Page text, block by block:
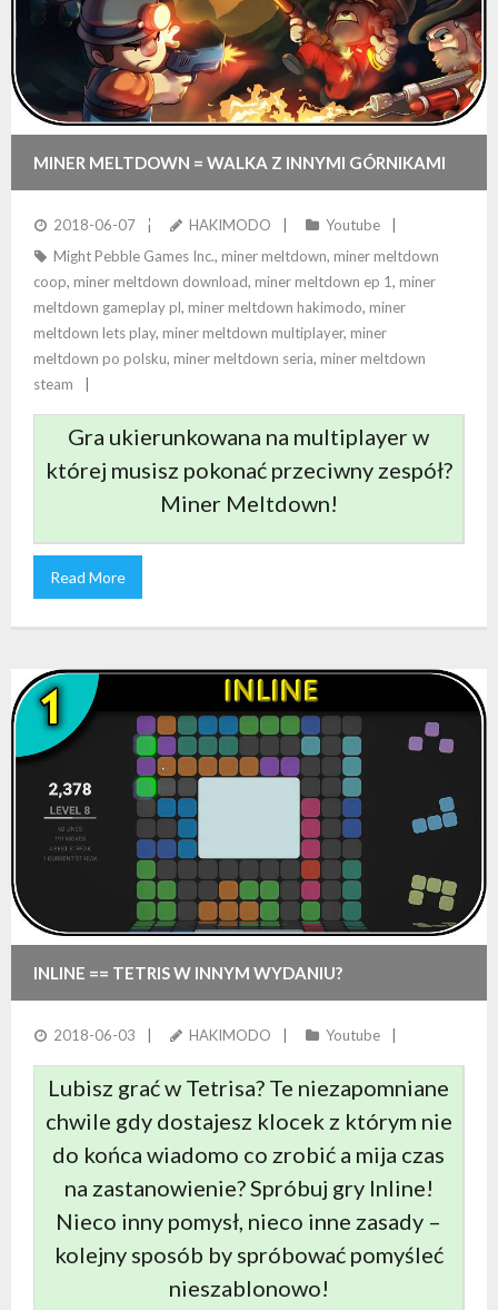
MINER MELTDOWN = WALKA Z INNYMI GÓRNIKAMI
ORAZ ZOMBIAKAMI!
2018-06-07 HAKIMODO
Youtube
Might Pebble Games Inc., miner meltdown, miner meltdown
coop, miner meltdown download, miner meltdown ep 1, miner
meltdown gameplay pl, miner meltdown hakimodo, miner
meltdown lets play, miner meltdown multiplayer, miner
meltdown po polsku, miner meltdown seria, miner meltdown
steam
Gra ukierunkowana na multiplayer w
której musisz pokonać przeciwny zespół?
Miner Meltdown!
Read More
INLINE == TETRIS W INNYM WYDANIU?
2018-06-03 HAKIMODO Youtube
Lubisz grać w Tetrisa? Te niezapomniane
chwile gdy dostajesz klocek z którym nie
do końca wiadomo co zrobić a mija czas
na zastanowienie? Spróbuj gry Inline!
Nieco inny pomysł, nieco inne zasady –
kolejny sposób by spróbować pomyśleć
nieszablonowo!